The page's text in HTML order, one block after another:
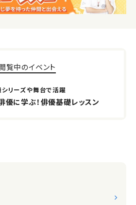
覧中のイベント
リーズや舞台で活躍
優に学ぶ！俳優基礎レッスン